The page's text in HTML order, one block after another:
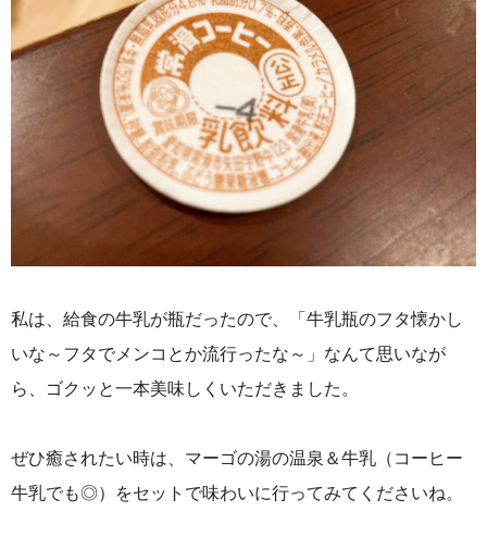
私は、給食の牛乳が瓶だったので、「牛乳瓶のフタ懐かし
いな～フタでメンコとか流行ったな～」なんて思いなが
ら、ゴクッと一本美味しくいただきました。
ぜひ癒されたい時は、マーゴの湯の温泉＆牛乳（コーヒー
牛乳でも◎）をセットで味わいに行ってみてくださいね。